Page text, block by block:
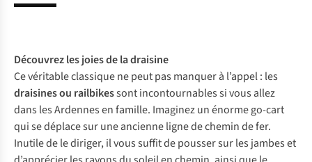
Découvrez les joies de ladraisine
Ce véritable classique ne peut pas manquer à l’appel : les
draisines ou railbikessont incontournables si vous allez
dans les Ardennes en famille. Imaginez un énorme go-cart
qui se déplace sur une ancienne ligne de chemin de fer.
Inutile de le diriger, il vous suffit de pousser sur les jambes et